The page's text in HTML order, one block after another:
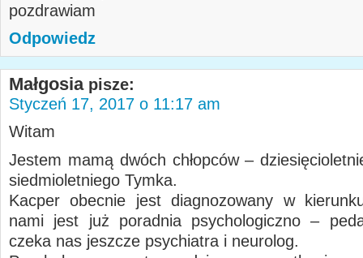
pozdrawiam
Odpowiedz
Małgosia pisze:
Styczeń 17, 2017 o 11:17 am
Witam
Jestem mamą dwóch chłopców –
siedmioletniego Tymka.
Kacper obecnie jest diagnozowany w
nami jest już poradnia psychologiczno –
czeka nas jeszcze psychiatra i neurolog.